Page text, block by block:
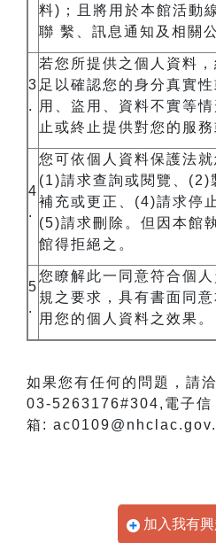
料) ；且將用於本館活動
聯 繫、訊息通知及相關
3
.
若您所提供之個人資料
足以確認您的身分真實
用、盜用、資料不實等
止或終止提供對您的服
4
.
您可依個人資料保護法
(1)請求查詢或閱覽、 (2)
補充或更正、 (4)請求停
(5)請求刪除。但因本館
館得拒絕之。
5
.
您瞭解此一同意符合個
規之要求，具有書面同
用您的個人資料之效果。
如果您有任何的問題，請
03-5263176#304, 電子信
箱 :
加入我有